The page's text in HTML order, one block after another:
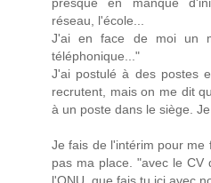
réseau, l'école...
J'ai en face de moi un
téléphonique..."
J'ai postulé à des postes
recrutent, mais on me dit
à un poste dans le siège.
Je fais de l'intérim pour
pas ma place. "avec le CV